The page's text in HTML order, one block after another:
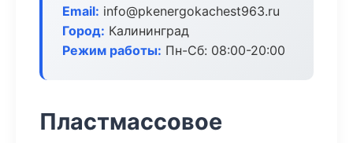
Email: info@pkenergokachest963.ru
Город: Калининград
Режим работы: Пн-Сб: 08:00-20:00
Пластмассовое